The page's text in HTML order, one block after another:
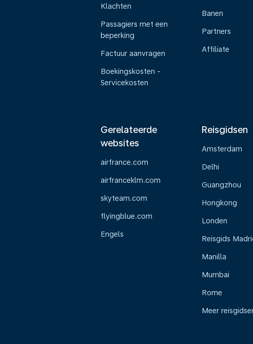
Klachten
Passagiers met een
beperking
Factuur aanvragen
Boekingskosten -
Servicekosten
Banen
Partners
Affiliate
Gerelateerde
websites
airfrance.com
airfranceklm.com
skyteam.com
flyingblue.com
Engels
Reisgidsen
Amsterdam
Delhi
Guangzhou
Hongkong
Londen
Reisgids
Manilla
Mumbai
Rome
Meer